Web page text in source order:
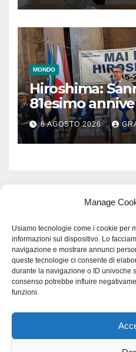
Manage
Usiamo tecnologie come i cookie per
informazioni sul dispositivo. Lo
navigazione e mostrare annunci
queste tecnologie ci consente di
durante la navigazione o ID univoche
consenso potrebbe influire
funzioni.
MONDO
Hiroshima:
81esimo
monito per
6 AGOSTO 2026
Proudly powered by WordPress|